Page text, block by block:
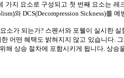
가지 요소로 구성되고 첫 번째 요소는
와 DCS(Decompression Sickness)를 예
소가 되는가? 스펜서와 포웰이 실시한
어떤 혜택도 밝혀지지 않고 있습니다.
해 상승 절차에 포함시키게 됩니다. 상승